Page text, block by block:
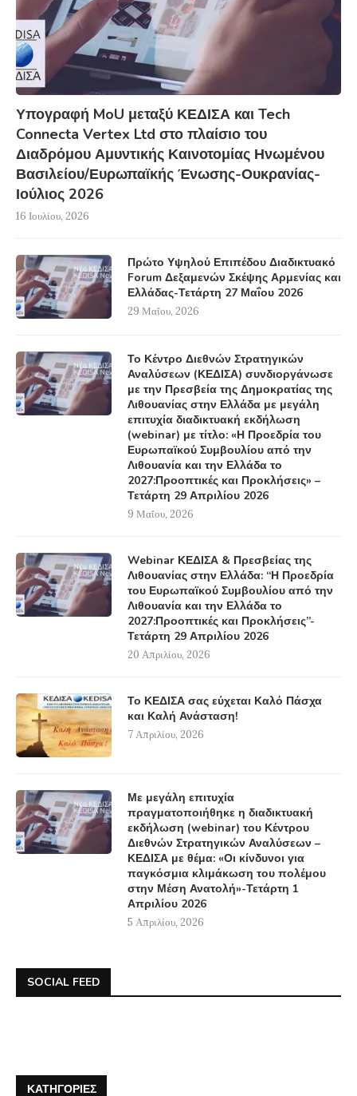
Υπογραφή MoU μεταξύ ΚΕΔΙΣΑ και Tech
Connecta Vertex Ltd στο πλαίσιο του
Διαδρόμου Αμυντικής Καινοτομίας Ηνωμένου
Βασιλείου/Ευρωπαϊκής Ένωσης-Ουκρανίας-
Ιούλιος 2026
16 Ιουλίου, 2026
Πρώτο Υψηλού Επιπέδου Διαδικτυακό
Forum Δεξαμενών Σκέψης Αρμενίας και
Ελλάδας-Τετάρτη 27 Μαΐου 2026
29 Μαΐου, 2026
Το Κέντρο Διεθνών Στρατηγικών
Αναλύσεων (ΚΕΔΙΣΑ) συνδιοργάνωσε
με την Πρεσβεία της Δημοκρατίας της
Λιθουανίας στην Ελλάδα με μεγάλη
επιτυχία διαδικτυακή εκδήλωση
(webinar) με τίτλο: «Η Προεδρία του
Ευρωπαϊκού Συμβουλίου από την
Λιθουανία και την Ελλάδα το
2027:Προοπτικές και Προκλήσεις» –
Τετάρτη 29 Απριλίου 2026
9 Μαΐου, 2026
Webinar ΚΕΔΙΣΑ & Πρεσβείας της
Λιθουανίας στην Ελλάδα: “Η Προεδρία
του Ευρωπαϊκού Συμβουλίου από την
Λιθουανία και την Ελλάδα το
2027:Προοπτικές και Προκλήσεις”-
Τετάρτη 29 Απριλίου 2026
20 Απριλίου, 2026
Το ΚΕΔΙΣΑ σας εύχεται Καλό Πάσχα
και Καλή Ανάσταση!
7 Απριλίου, 2026
Με μεγάλη επιτυχία
πραγματοποιήθηκε η διαδικτυακή
εκδήλωση (webinar) του Κέντρου
Διεθνών Στρατηγικών Αναλύσεων –
ΚΕΔΙΣΑ με θέμα: «Οι κίνδυνοι για
παγκόσμια κλιμάκωση του πολέμου
στην Μέση Ανατολή»-Τετάρτη 1
Απριλίου 2026
5 Απριλίου, 2026
SOCIAL FEED
ΚΑΤΗΓΟΡΊΕΣ